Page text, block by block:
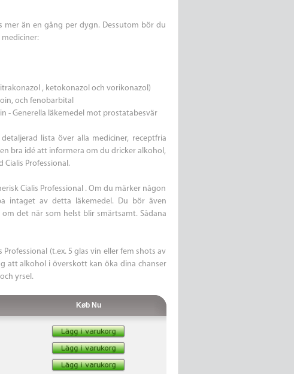
mer än en gång per dygn. Dessutom bör du
mediciner:
, ketokonazol och vorikonazol)
och fenobarbital
- Generella läkemedel mot prostatabesvär
lista över alla mediciner, receptfria
bra idé att informera om du dricker alkohol,
Professional.
Cialis Professional . Om du märker någon
intaget av detta läkemedel. Du bör även
det när som helst blir smärtsamt. Sådana
(t.ex. 5 glas vin eller fem shots av
att alkohol i överskott kan öka dina chanser
yrsel.
Køb Nu